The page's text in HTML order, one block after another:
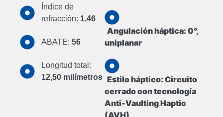
Índice de
refracción: 1,46
ABATE: 56
Longitud total:
12,50 milímetros
Angulación háptica: 0°,
uniplanar
Estilo háptico: Circuito
cerrado con tecnología
Anti-Vaulting Haptic